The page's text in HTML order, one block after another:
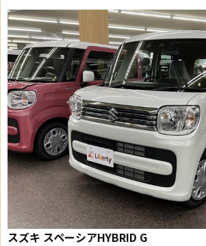
スズキ スペーシアHYBRID G